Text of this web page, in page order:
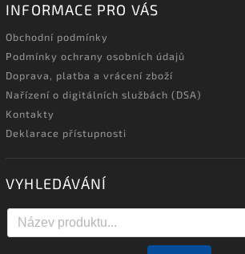
INFORMACE PRO VÁS
Obchodní podmínky
Podmínky ochrany osobních údajů
Doprava, platba a vrácení zboží
Nařízení o digitálních službách (DSA)
Kontakty
Deklarace přístupnosti
VYHLEDÁVÁNÍ